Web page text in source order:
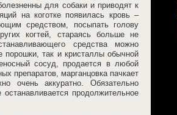
для собаки и приводят к
на коготке появилась кровь –
средством, посыпать голову
когтей, стараясь больше не
средства можно
порошки, так и кристаллы обычной
сосуд, продается в любой
препаратов, марганцовка пачкает
очень аккуратно. Обязательно
продолжительное